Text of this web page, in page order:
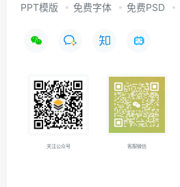
PPT模版 免费字体 免费PSD
关注公众号 客服微信